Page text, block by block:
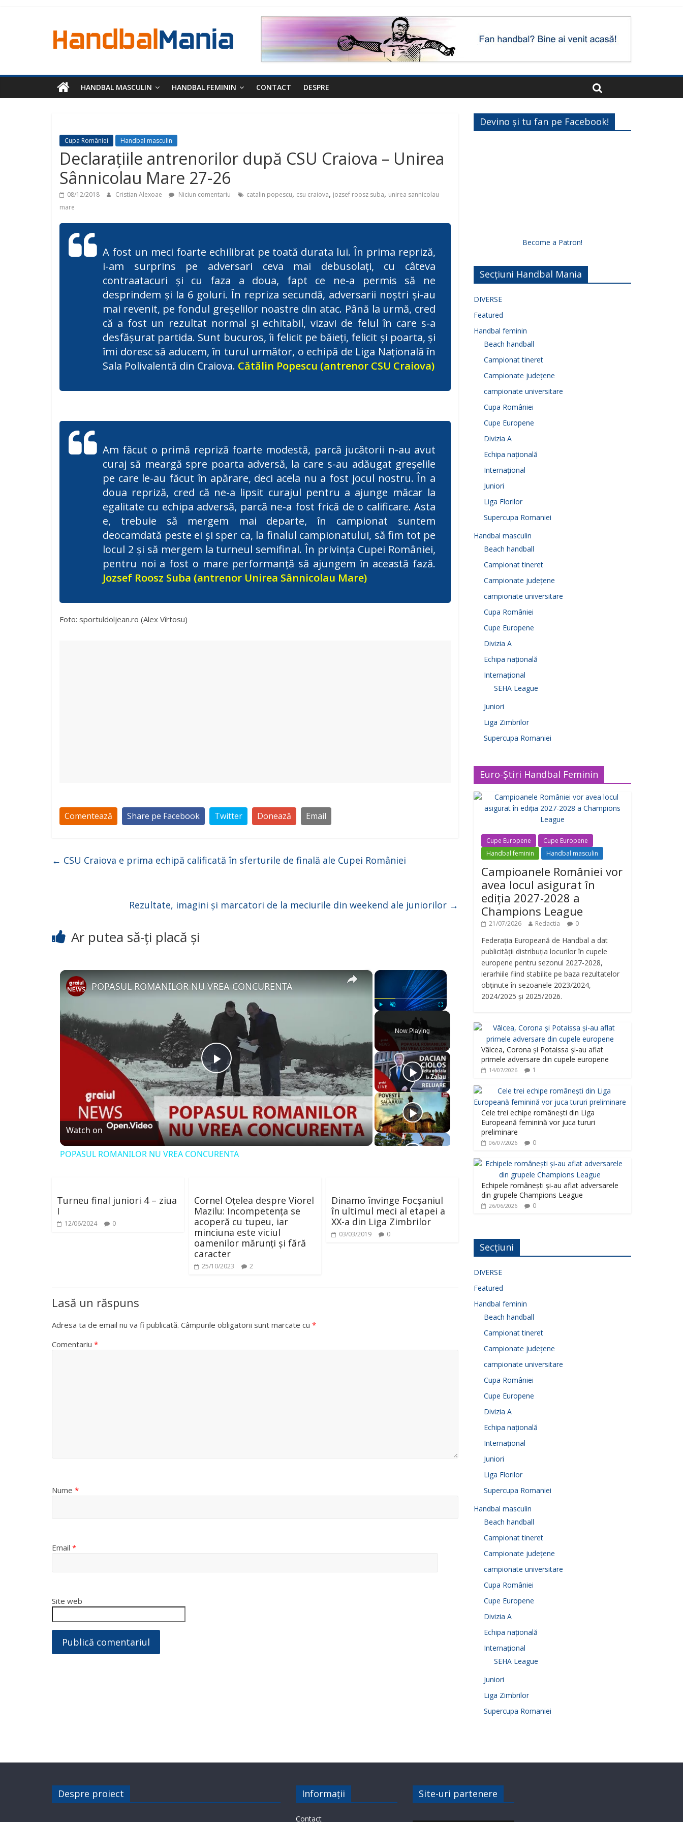
HANDBAL MASCULIN HANDBAL FEMININ CONTACT DESPRE
Cupa României Handbal masculin
Declarațiile antrenorilor după CSU Craiova – Unirea
Sânnicolau Mare 27-26
08/12/2018 Cristian Alexoae Niciun comentariu catalin popescu, csu craiova, jozsef roosz suba, unirea sannicolau
mare
A fost un meci foarte echilibrat pe toată durata lui. În prima repriză,
i-am surprins pe adversari ceva mai debusolați, cu câteva
contraatacuri și cu faza a doua, fapt ce ne-a permis să ne
desprindem și la 6 goluri. În repriza secundă, adversarii noștri și-au
mai revenit, pe fondul greșelilor noastre din atac. Până la urmă, cred
că a fost un rezultat normal și echitabil, vizavi de felul în care s-a
desfășurat partida. Sunt bucuros, îi felicit pe băieți, felicit și poarta, și
îmi doresc să aducem, în turul următor, o echipă de Liga Națională în
Sala Polivalentă din Craiova. Cătălin Popescu (antrenor CSU Craiova)
Am făcut o primă repriză foarte modestă, parcă jucătorii n-au avut
curaj să meargă spre poarta adversă, la care s-au adăugat greșelile
pe care le-au făcut în apărare, deci acela nu a fost jocul nostru. În a
doua repriză, cred că ne-a lipsit curajul pentru a ajunge măcar la
egalitate cu echipa adversă, parcă ne-a fost frică de o calificare. Asta
e, trebuie să mergem mai departe, în campionat suntem
deocamdată peste ei și sper ca, la finalul campionatului, să fim tot pe
locul 2 și să mergem la turneul semifinal. În privința Cupei României,
pentru noi a fost o mare performanță să ajungem în această fază.
Jozsef Roosz Suba (antrenor Unirea Sânnicolau Mare)
Foto: sportuldoljean.ro (Alex Vîrtosu)
Comentează Share pe Facebook Twitter Donează Email
← CSU Craiova e prima echipă calificată în sferturile de finală ale Cupei României
Rezultate, imagini și marcatori de la meciurile din weekend ale juniorilor →
Ar putea să-ți placă și
×
Fullscreen
Now Playing
×
P
l
a
V
i
d
o
POPASUL ROMANILOR NU VREA CONCURENTA
Watch on
POPASUL ROMANILOR NU VREA CONCURENTA
Turneu final juniori 4 – ziua
I
12/06/2024 0
Cornel Oțelea despre Viorel
Mazilu: Incompetența se
acoperă cu tupeu, iar
minciuna este viciul
oamenilor mărunți și fără
caracter
25/10/2023 2
Dinamo învinge Focșaniul
în ultimul meci al etapei a
XX-a din Liga Zimbrilor
03/03/2019 0
Lasă un răspuns
Adresa ta de email nu va fi publicată. Câmpurile obligatorii sunt marcate cu *
Comentariu *
Nume *
Email *
Site web
Devino și tu fan pe Facebook!
Become a Patron!
Secțiuni Handbal Mania
DIVERSE
Featured
Handbal feminin
Beach handball
Campionat tineret
Campionate județene
campionate universitare
Cupa României
Cupe Europene
Divizia A
Echipa națională
Internațional
Juniori
Liga Florilor
Supercupa Romaniei
Handbal masculin
Beach handball
Campionat tineret
Campionate județene
campionate universitare
Cupa României
Cupe Europene
Divizia A
Echipa națională
Internațional
SEHA League
Juniori
Liga Zimbrilor
Supercupa Romaniei
Euro-Știri Handbal Feminin
Cupe Europene
Cupe Europene
Handbal feminin
Handbal masculin
Campioanele României vor
avea locul asigurat în
ediția 2027-2028 a
Champions League
21/07/2026 Redactia 0
Federația Europeană de Handbal a dat
publicității distribuția locurilor în cupele
europene pentru sezonul 2027-2028,
ierarhiile fiind stabilite pe baza rezultatelor
obținute în sezoanele 2023/2024,
2024/2025 și 2025/2026.
Vâlcea, Corona și Potaissa și-au aflat
primele adversare din cupele europene
14/07/2026 1
Cele trei echipe românești din Liga
Europeană feminină vor juca tururi
preliminare
06/07/2026 0
Echipele românești și-au aflat adversarele
din grupele Champions League
26/06/2026 0
Secțiuni
DIVERSE
Featured
Handbal feminin
Beach handball
Campionat tineret
Campionate județene
campionate universitare
Cupa României
Cupe Europene
Divizia A
Echipa națională
Internațional
Juniori
Liga Florilor
Supercupa Romaniei
Handbal masculin
Beach handball
Campionat tineret
Campionate județene
campionate universitare
Cupa României
Cupe Europene
Divizia A
Echipa națională
Internațional
SEHA League
Juniori
Liga Zimbrilor
Supercupa Romaniei
Despre proiect Informații
Contact
Site-uri partenere